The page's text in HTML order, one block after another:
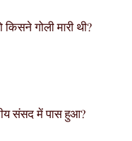
गोली मारी थी?
संसद में पास हुआ?